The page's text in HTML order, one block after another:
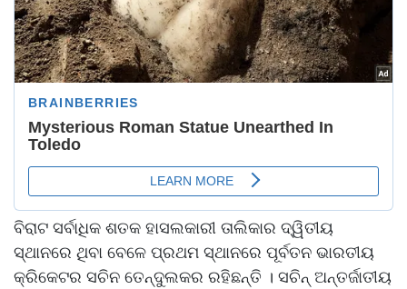
ବିରାଟ ସର୍ବାଧିକ ଶତକ ହାସଲକାରୀ ତାଲିକାର ଦ୍ୱିତୀୟ
ସ୍ଥାନରେ ଥିବା ବେଳେ ପ୍ରଥମ ସ୍ଥାନରେ ପୂର୍ବତନ ଭାରତୀୟ
କ୍ରିକେଟର ସଚିନ ତେନ୍ଦୁଲକର ରହିଛନ୍ତି । ସଚିନ୍ ଅନ୍ତର୍ଜାତୀୟ